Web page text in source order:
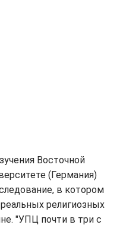
Восточной
(Германия)
в котором
религиозных
"УПЦ почти в три с